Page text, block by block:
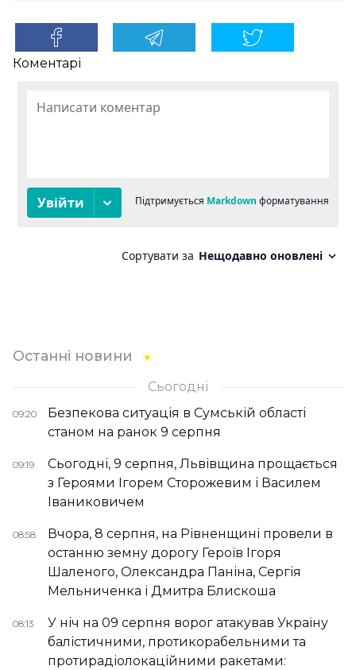
Коментарі
Останні новини
Сьогодні
09:20
Безпекова ситуація в Сумській області
станом на ранок 9 серпня
09:19
Сьогодні, 9 серпня, Львівщина прощається
з Героями Ігорем Сторожевим і Василем
Іваниковичем
08:58
Вчора, 8 серпня, на Рівненщині провели в
останню земну дорогу Героїв Ігоря
Шаленого, Олександра Паніна, Сергія
Мельниченка і Дмитра Блискоша
08:13
У ніч на 09 серпня ворог атакував Україну
балістичними, протикорабельними та
протирадіолокаційними ракетами: